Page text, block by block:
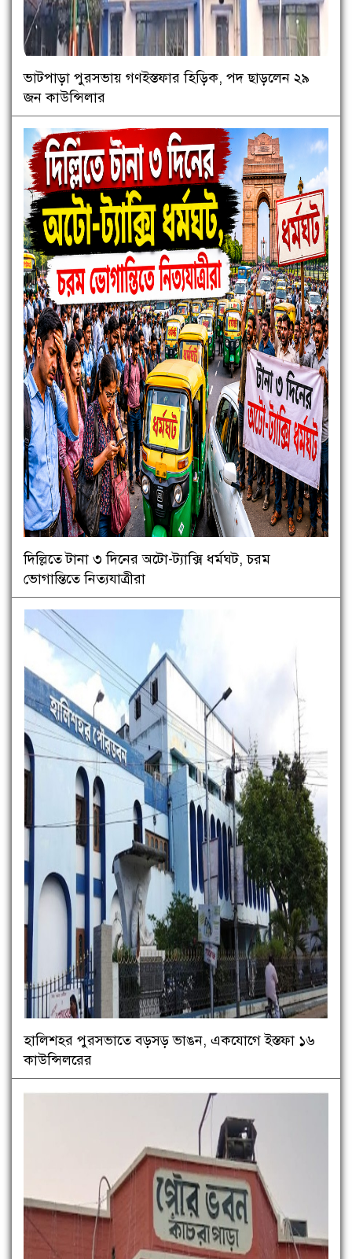
ভাটপাড়া পুরসভায় গণইস্তফার হিড়িক, পদ ছাড়লেন ২৯
জন কাউন্সিলার
দিল্লিতে টানা ৩ দিনের অটো-ট্যাক্সি ধর্মঘট, চরম
ভোগান্তিতে নিত্যযাত্রীরা
হালিশহর পুরসভাতে বড়সড় ভাঙন, একযোগে ইস্তফা ১৬
কাউন্সিলরের